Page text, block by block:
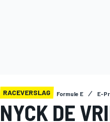
RACEVERSLAG Formule E E-
NYCK DE